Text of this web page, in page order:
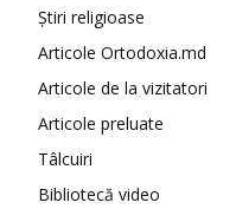
Știri religioase
Articole Ortodoxia.md
Articole de la vizitatori
Articole preluate
Tâlcuiri
Bibliotecă video